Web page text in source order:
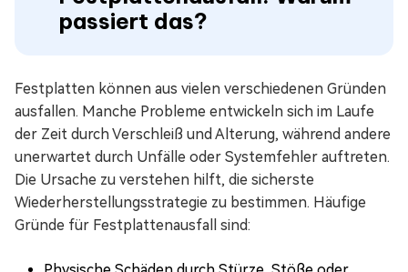
passiert das?
Festplatten können aus vielen verschiedenen Gründen
ausfallen. Manche Probleme entwickeln sich im Laufe
der Zeit durch Verschleiß und Alterung, während andere
unerwartet durch Unfälle oder Systemfehler auftreten.
Die Ursache zu verstehen hilft, die sicherste
Wiederherstellungsstrategie zu bestimmen. Häufige
Gründe für Festplattenausfall sind: